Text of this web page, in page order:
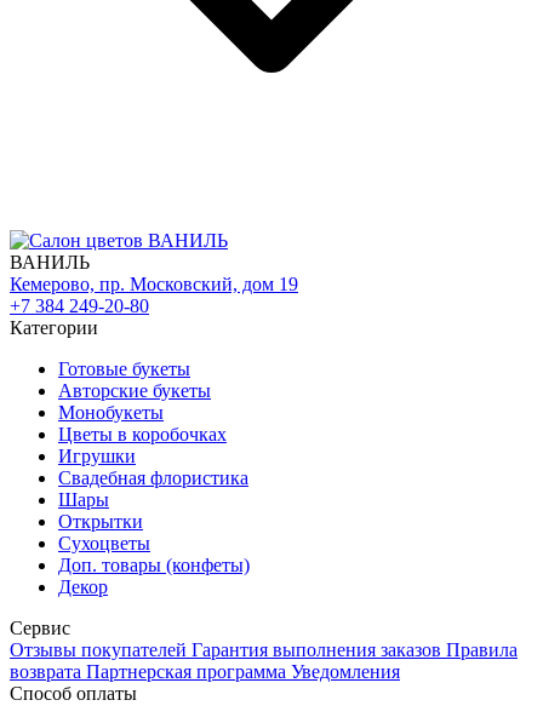
ВАНИЛЬ
Кемерово, пр. Московский, дом 19
+7 384 249-20-80
Категории
Готовые букеты
Авторские букеты
Монобукеты
Цветы в коробочках
Игрушки
Свадебная флористика
Шары
Открытки
Сухоцветы
Доп. товары (конфеты)
Декор
Сервис
Отзывы покупателей Гарантия выполнения заказов Правила
возврата Партнерская программа Уведомления
Способ оплаты